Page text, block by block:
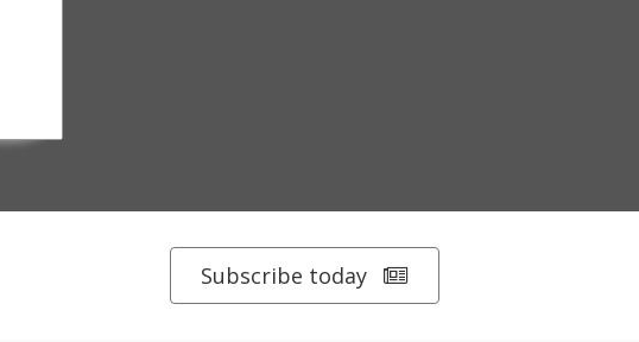
Subscribe today